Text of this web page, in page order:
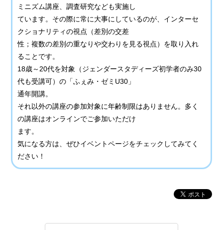
ミニズム講座、調査研究なども実施し
ています。その際に常に大事にしているのが、インターセ
クショナリティの視点（差別の交差
性；複数の差別の重なりや交わりを見る視点）を取り入れ
ることです。
18歳～20代を対象（ジェンダースタディーズ初学者のみ30
代も受講可）の「ふぇみ・ゼミU30」
通年開講。
それ以外の講座の参加対象に年齢制限はありません。多く
の講座はオンラインでご参加いただけ
ます。
気になる方は、ぜひイベントページをチェックしてみてく
ださい！